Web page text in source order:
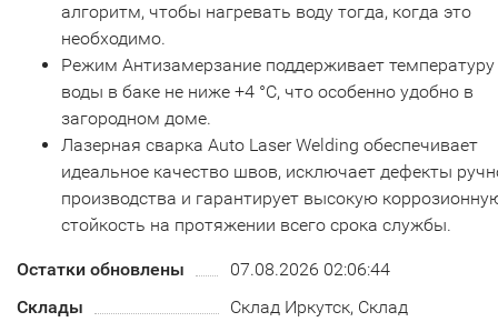
алгоритм, чтобы нагревать воду тогда, когда это
необходимо.
Режим Антизамерзание поддерживает температуру
воды в баке не ниже +4 °С, что особенно удобно в
загородном доме.
Лазерная сварка Auto Laser Welding обеспечивает
идеальное качество швов, исключает дефекты
производства и гарантирует высокую
стойкость на протяжении всего срока службы.
Остатки обновлены
07.08.2026 02:06:44
Склады
Склад Иркутск, Склад